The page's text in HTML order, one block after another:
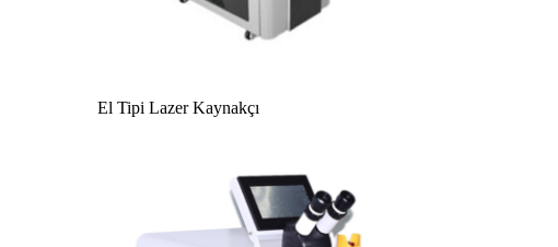
El Tipi Lazer Kaynakçı